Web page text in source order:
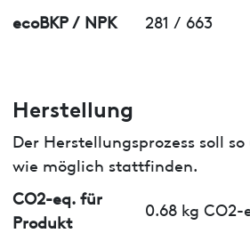
ecoBKP / NPK
281 / 663
Herstellung
Der Herstellungsprozess soll
wie möglich stattfinden.
CO2-eq. für
Produkt
0.68 kg